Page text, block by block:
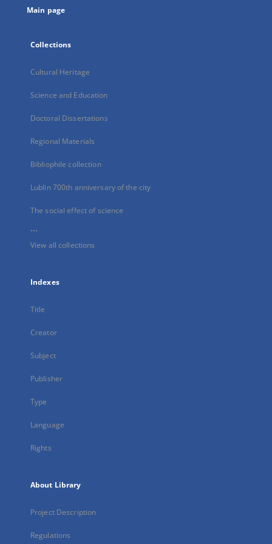
Main page
Collections
Cultural Heritage
Science and Education
Doctoral Dissertations
Regional Materials
Bibliophile collection
Lublin 700th anniversary of the city
The social effect of science
...
View all collections
Indexes
Title
Creator
Subject
Publisher
Type
Language
Rights
About Library
Project Description
Regulations